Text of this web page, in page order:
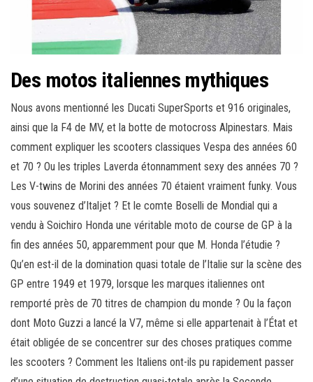
Des motos italiennes mythiques
Nous avons mentionné les Ducati SuperSports et 916 originales,
ainsi que la F4 de MV, et la botte de motocross Alpinestars. Mais
comment expliquer les scooters classiques Vespa des années 60
et 70 ? Ou les triples Laverda étonnamment sexy des années 70 ?
Les V-twins de Morini des années 70 étaient vraiment funky. Vous
vous souvenez d’Italjet ? Et le comte Boselli de Mondial qui a
vendu à Soichiro Honda une véritable moto de course de GP à la
fin des années 50, apparemment pour que M. Honda l’étudie ?
Qu’en est-il de la domination quasi totale de l’Italie sur la scène des
GP entre 1949 et 1979, lorsque les marques italiennes ont
remporté près de 70 titres de champion du monde ? Ou la façon
dont Moto Guzzi a lancé la V7, même si elle appartenait à l’État et
était obligée de se concentrer sur des choses pratiques comme
les scooters ? Comment les Italiens ont-ils pu rapidement passer